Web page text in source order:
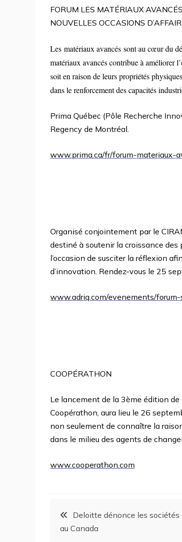
FORUM LES MATÉRIAUX
NOUVELLES OCCASIONS
Les matériaux avancés sont au cœur du
matériaux avancés contribue à améliorer
soit en raison de leurs propriétés
dans le renforcement des capacités
Prima Québec (Pôle Recherche
Regency de Montréal.
www.prima.ca/fr/forum-materiaux-
Organisé conjointement par le
destiné à soutenir la croissance
l’occasion de susciter la réflexion
d’innovation. Rendez-vous le 25
www.adriq.com/evenements/
COOPÉRATHON
Le lancement de la 3ème édition
Coopérathon, aura lieu le 26
non seulement de connaître la
dans le milieu des agents de
www.cooperathon.com
Deloitte dénonce les sociétés
au Canada